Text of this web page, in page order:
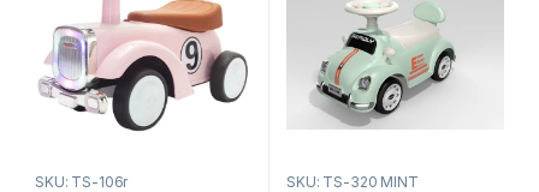
SKU: TS-106r SKU: TS-320 MINT